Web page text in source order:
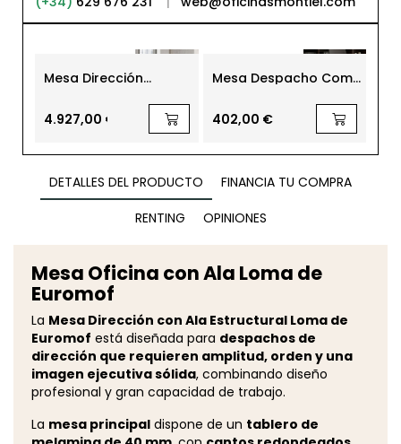
Mesa Dirección
4.927,00 €
Mesa Despacho Como
402,00 €
DETALLES DEL PRODUCTO
FINANCIA TU COMPRA
RENTING
OPINIONES
Mesa Oficina con Ala Loma de
Euromof
La Mesa Dirección con Ala Estructural Loma de
Euromof está diseñada para despachos de
dirección que requieren amplitud, orden y una
imagen ejecutiva sólida, combinando diseño
profesional y gran capacidad de trabajo.
La mesa principal dispone de un tablero de